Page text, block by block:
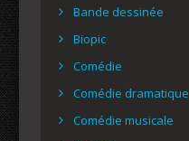
Bande dessinée
Biopic
Comédie
Comédie dramatique
Comédie musicale